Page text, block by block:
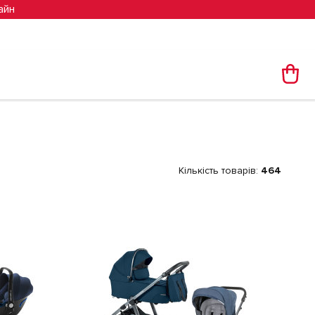
Кількість товарів: 464